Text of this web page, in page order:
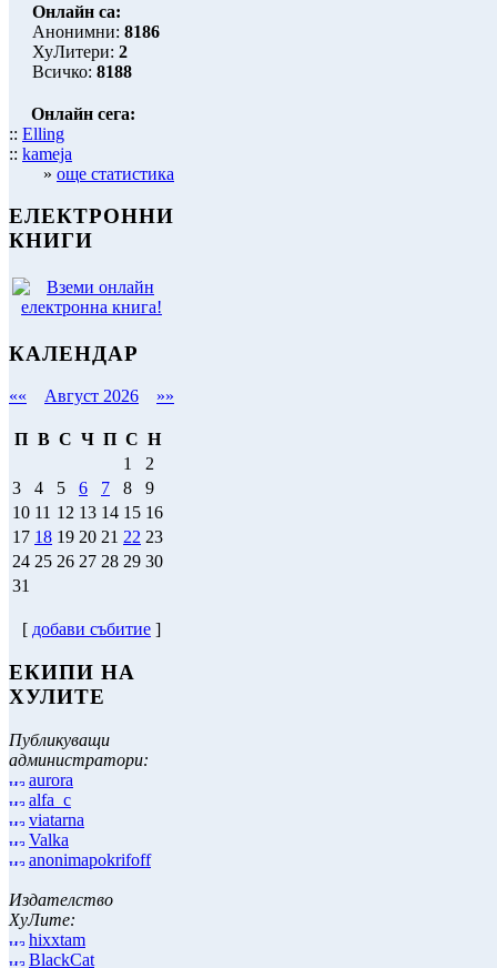
Онлайн са:
Анонимни: 8186
ХуЛитери: 2
Всичко: 8188
Онлайн сега:
:: Elling
:: kameja
» още статистика
ЕЛЕКТРОННИ
КНИГИ
КАЛЕНДАР
«« Август 2026 »»
П В С Ч П С Н
1
2
3
4 5 6 7 8
9
10 11 12 13 14 15 16
17 18 19 20 21 22 23
24 25 26 27 28 29 30
31
[ добави събитие ]
ЕКИПИ НА
ХУЛИТЕ
Публикуващи
администратори:
aurora
alfa_c
viatarna
Valka
anonimapokrifoff
Издателство
ХуЛите:
hixxtam
BlackCat